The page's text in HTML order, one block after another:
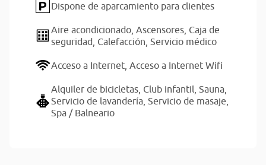
Dispone de aparcamiento para clientes
Aire acondicionado, Ascensores, Caja de
seguridad, Calefacción, Servicio médico
Acceso a Internet, Acceso a Internet Wifi
Alquiler de bicicletas, Club infantil, Sauna,
Servicio de lavandería, Servicio de masaje,
Spa / Balneario